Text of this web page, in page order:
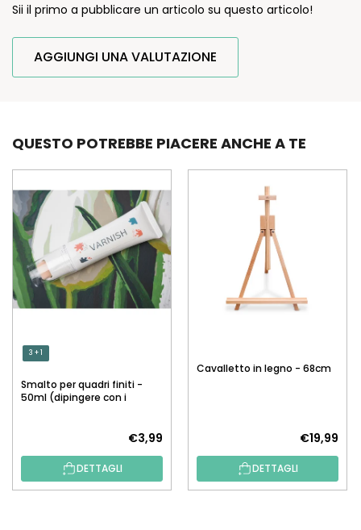
Sii il primo a pubblicare un articolo su questo articolo!
AGGIUNGI UNA VALUTAZIONE
QUESTO POTREBBE PIACERE ANCHE A TE
3 + 1
Smalto per quadri finiti -
50ml (dipingere con i
€3,99
DETTAGLI
Cavalletto in legno - 68cm
€19,99
DETTAGLI